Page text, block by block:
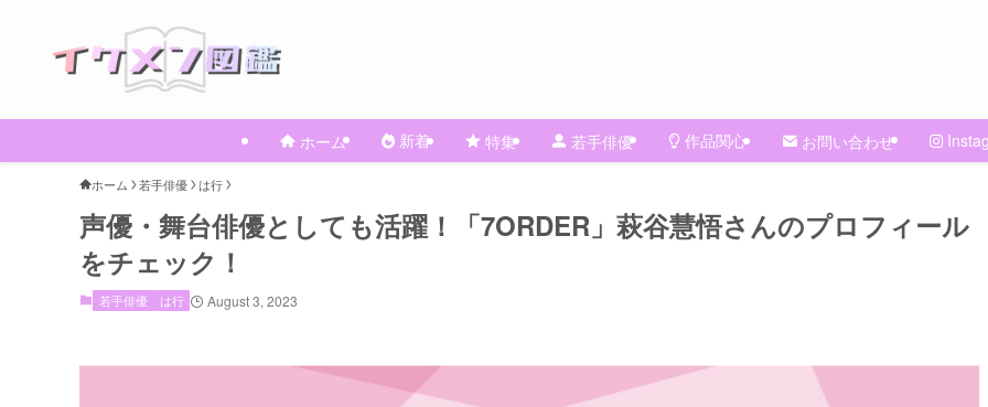
ホーム 新着 特集 若手俳優 作品関心 お問い合わせ
ホーム 若手俳優 は行
​声優・舞台俳優としても活躍！「7ORDER」萩谷慧悟さんのプロフィール
をチェック！
若手俳優 は行 August 3, 2023